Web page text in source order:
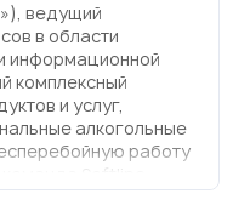
ведущий
в области
информационной
комплексный
и услуг,
алкогольные
работу
оборудование